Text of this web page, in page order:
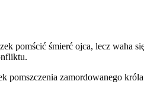
pomścić śmierć ojca, lecz
pomszczenia zamordowanego